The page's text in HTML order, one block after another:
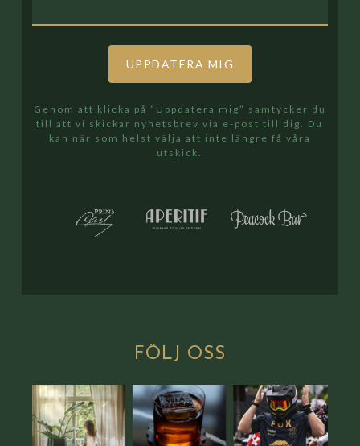
Genom att klicka på ”Uppdatera mig” samtycker du
till att vi skickar nyhetsbrev via e-post till dig. Du
kan när som helst välja att inte längre få våra
utskick.
FÖLJ OSS